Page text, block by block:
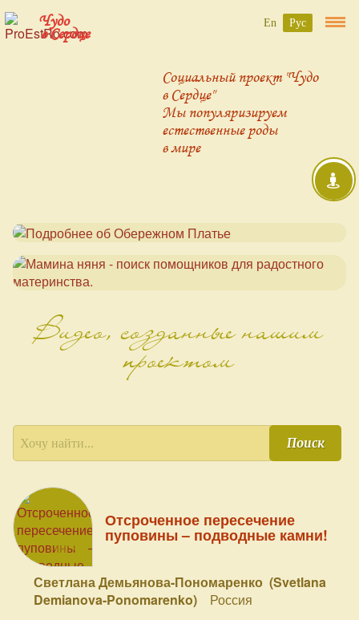
Чудо
в Сердце
Социальный проект "Чудо
в Сердце"
Мы популяризируем
естественные роды
в мире
Видео, созданные нашим
проектом
Поиск
Отсроченное пересечение
пуповины – подводные камни!
Светлана Демьянова-Пономаренко (Svetlana
Demianova-Ponomarenko)
Россия
En Рус